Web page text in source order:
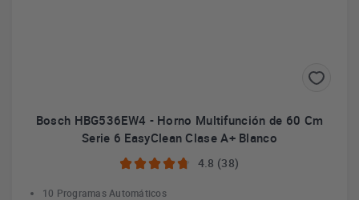
Bosch HBG536EW4 - Horno Multifunción de 60 Cm
Serie 6 EasyClean Clase A+ Blanco
4.8 (38)
10 Programas Automáticos